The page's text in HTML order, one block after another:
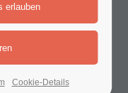
Cookie-Details